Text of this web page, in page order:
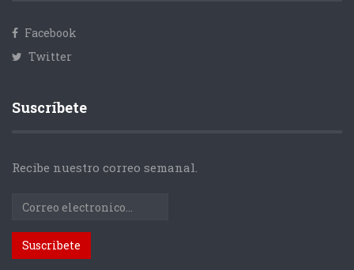
Facebook
Twitter
Suscríbete
Recibe nuestro correo semanal.